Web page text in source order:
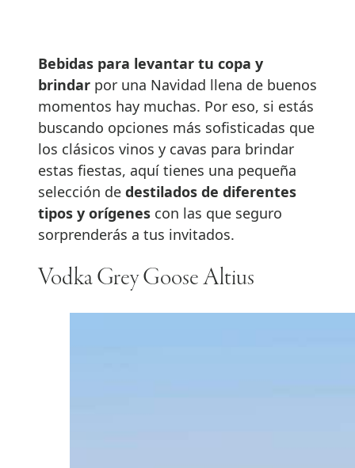
Bebidas para levantar tu copa y
brindar por una Navidad llena de buenos
momentos hay muchas. Por eso, si estás
buscando opciones más sofisticadas que
los clásicos vinos y cavas para brindar
estas fiestas, aquí tienes una pequeña
selección de destilados de diferentes
tipos y orígenes con las que seguro
sorprenderás a tus invitados.
Vodka Grey Goose Altius